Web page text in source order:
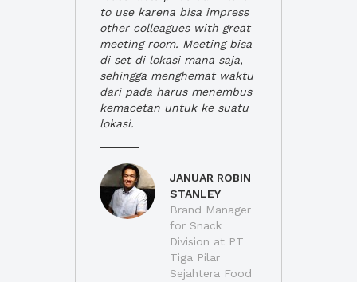
to use karena bisa impress
other colleagues with great
meeting room. Meeting bisa
di set di lokasi mana saja,
sehingga menghemat waktu
dari pada harus menembus
kemacetan untuk ke suatu
lokasi.
JANUAR ROBIN
STANLEY
Brand Manager
for Snack
Division at PT
Tiga Pilar
Sejahtera Food